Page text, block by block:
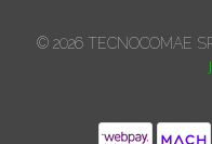
© 2026 TECNOCOMAE